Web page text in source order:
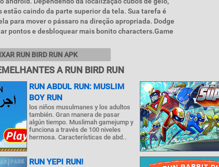
caindo da parte superior da tela. Sua tarefa é
para mover o pássaro na direção apropriada. Dodge
pontos e desbloquear mais bonito characters.Game
RUN BIRD RUN APK
A RUN BIRD RUN
RUN ABDUL RUN: MUSLIM
BOY RUN
los niños musulmanes y los adultos
también. Gran manera de pasar
algún tiempo. Muslimah gamejump y
funciona a través de 100 niveles
hermosa. Características de abd..
RUN YEPI RUN!